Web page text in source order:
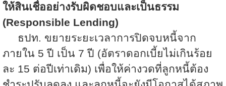
ให้สินเชื่ออย่างรับผิดชอบและเป็นธรรม
(Responsible Lending)
ธปท. ขยายระยะเวลาการปิดจบหนี้จาก
ภายใน 5 ปี เป็น 7 ปี (อัตราดอกเบี้ยไม่เกินร้อย
ละ 15 ต่อปีเท่าเดิม) เพื่อให้ค่างวดที่ลูกหนี้ต้อง